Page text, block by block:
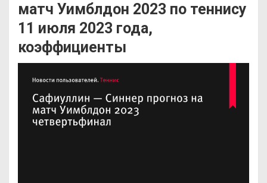
матч Уимблдон 2023 по теннису
11 июля 2023 года,
коэффициенты